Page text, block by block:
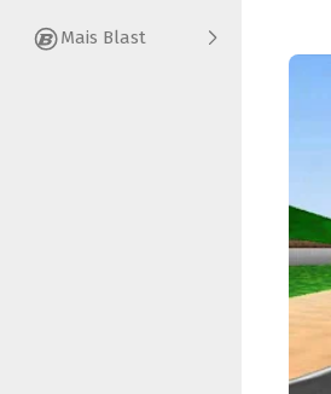
Mais Blast